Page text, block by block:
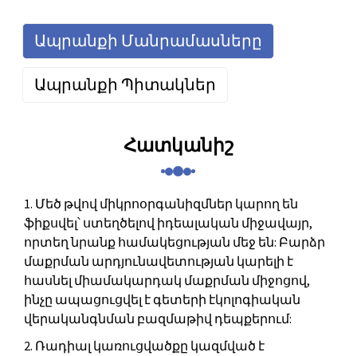
Ապրանքի Մանրամասները
Ապրանքի Պիտակներ
Հատկանիշ
1. Մեծ թվով միկրոօրգանիզմներ կարող են
ֆիքսվել՝ ստեղծելով իդեալական միջավայր,
որտեղ նրանք համակեցության մեջ են: Բարձր
մաքրման արդյունավետության կարելի է
հասնել միամակարդակ մաքրման միջոցով,
ինչը ապացուցվել է գետերի էկոլոգիական
վերականգնման բազմաթիվ դեպքերում:
2. Ռադիալ կառուցվածքը կազմված է